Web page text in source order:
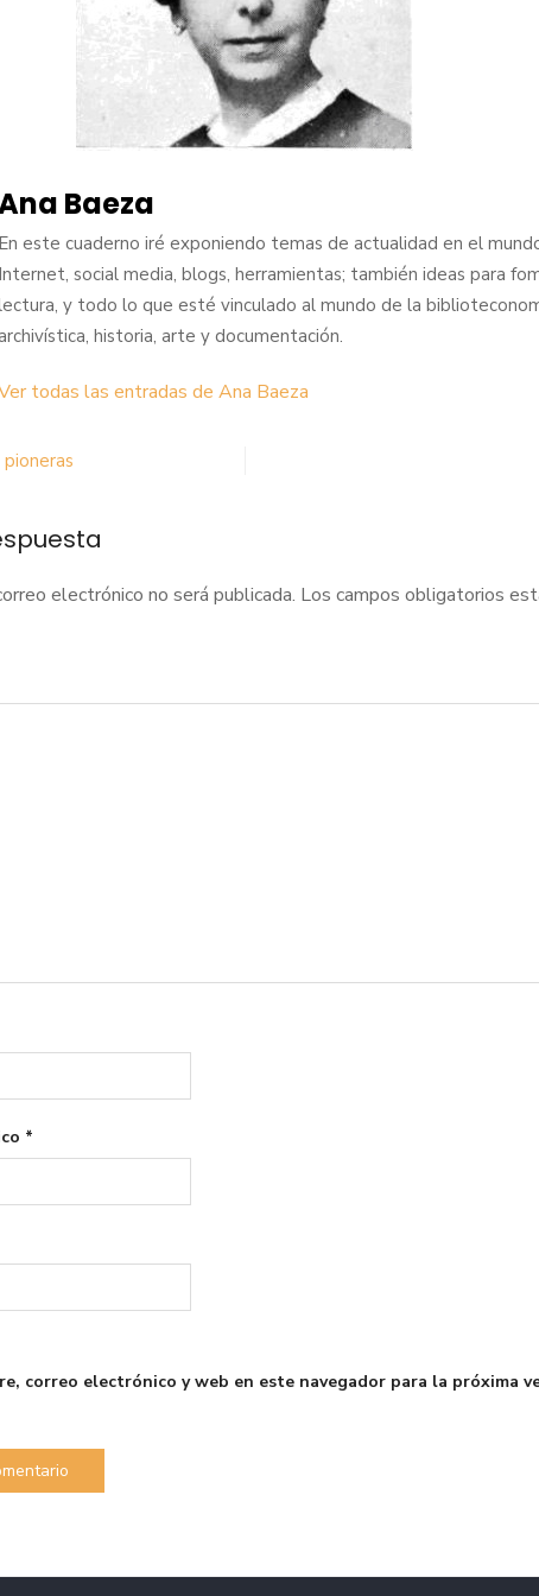
Baeza
En este cuaderno iré exponiendo temas de actualidad en el
Internet, social media, blogs, herramientas; también ideas para
y todo lo que esté vinculado al mundo de la
historia, arte y documentación.
todas las entradas de Ana Baeza
electrónico no será publicada. Los campos obligatorios
*
correo electrónico y web en este navegador para la próxima